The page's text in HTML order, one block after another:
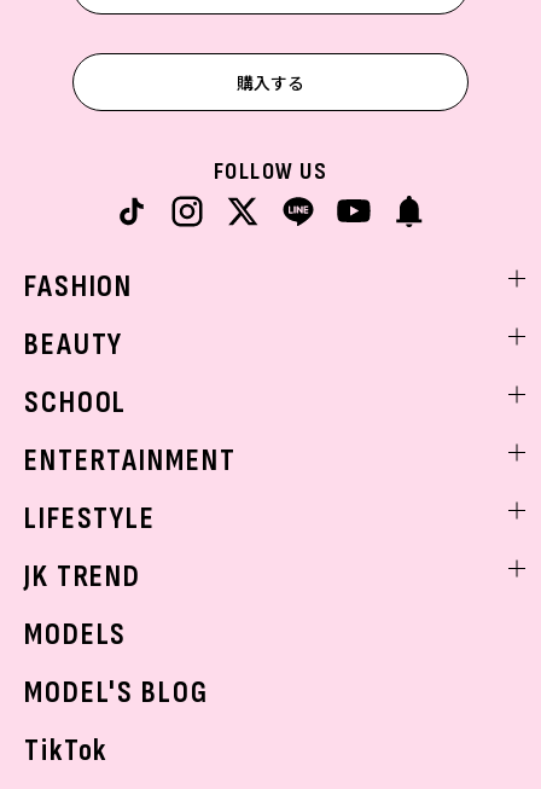
購入する
FOLLOW US
FASHION
着回し
BEAUTY
ベストコスメ
ボディケア
SCHOOL
学校ヘアメイク
ENTERTAINMENT
K-POP
LIFESTYLE
モデルの購入品
おでかけ
JK TREND
MODELS
MODEL'S BLOG
TikTok